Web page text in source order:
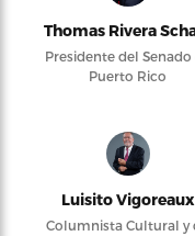
Thomas Rivera
Presidente del Senado
Puerto Rico
Luisito Vigoreaux
Columnista Cultural y